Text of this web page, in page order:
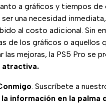
a gráficos y tiempos de
una necesidad inmediata,
al costo adicional. Sin
de los gráficos o aquellos
las mejoras, la PS5 Pro se
atractiva.
. Suscríbete a
información en la palma